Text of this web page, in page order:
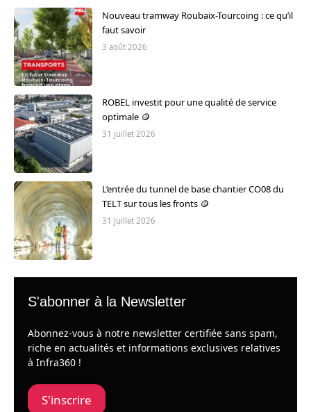
Nouveau tramway Roubaix-Tourcoing : ce qu’il
faut savoir
3 août 2026
ROBEL investit pour une qualité de service
optimale 🪙
31 juillet 2026
L’entrée du tunnel de base chantier CO08 du
TELT sur tous les fronts 🪙
31 juillet 2026
S'abonner à la Newsletter
Abonnez-vous à notre newsletter certifiée sans spam,
riche en actualités et informations exclusives relatives
à Infra360 !
S'inscrire